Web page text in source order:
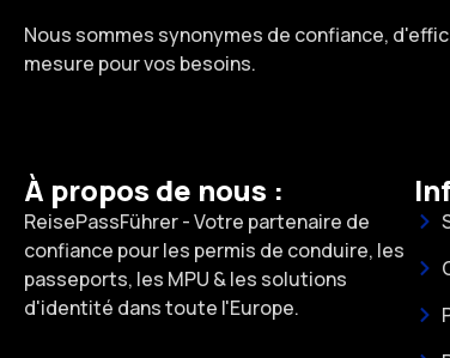
Nous sommes synonymes de confiance,
mesure pour vos besoins.
À propos de nous :
ReisePassFührer - Votre partenaire de
confiance pour les permis de conduire, les
passeports, les MPU & les solutions
d'identité dans toute l'Europe.